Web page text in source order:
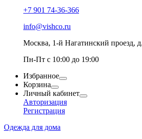
+7 901 74-36-366
info@vishco.ru
Москва, 1-й Нагатинский проезд,
Пн-Пт с 10:00 до 19:00
Избранное
Корзина
Личный кабинет
Авторизация
Регистрация
Одежда для дома